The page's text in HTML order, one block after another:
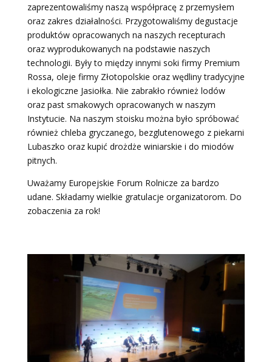
zaprezentowaliśmy naszą współpracę z przemysłem
oraz zakres działalności. Przygotowaliśmy degustacje
produktów opracowanych na naszych recepturach
oraz wyprodukowanych na podstawie naszych
technologii. Były to między innymi soki firmy Premium
Rossa, oleje firmy Złotopolskie oraz wędliny tradycyjne
i ekologiczne Jasiołka. Nie zabrakło również lodów
oraz past smakowych opracowanych w naszym
Instytucie. Na naszym stoisku można było spróbować
również chleba gryczanego, bezglutenowego z piekarni
Lubaszko oraz kupić drożdże winiarskie i do miodów
pitnych.
Uważamy Europejskie Forum Rolnicze za bardzo
udane. Składamy wielkie gratulacje organizatorom. Do
zobaczenia za rok!